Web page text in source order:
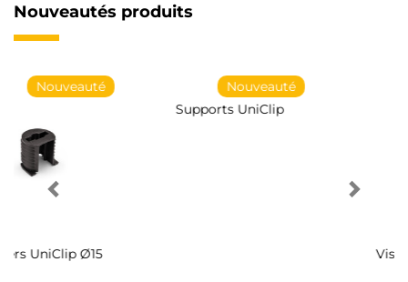
Nouveautés produits
Nouveauté
Supports UniClip
Nouveauté